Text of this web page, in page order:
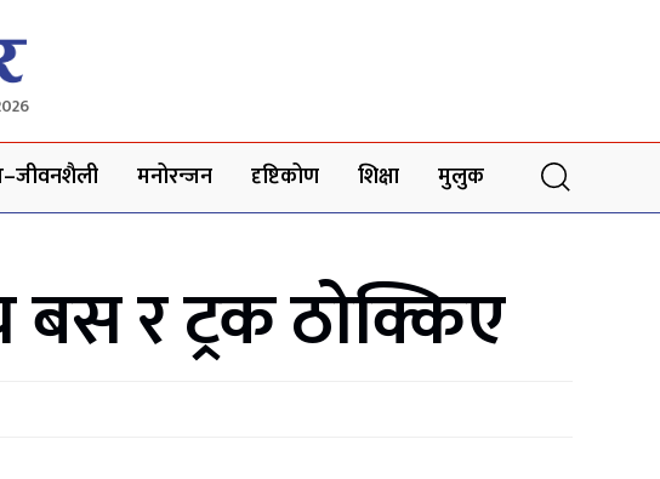
मनोरन्जन दृष्टिकोण शिक्षा मुलुक
बस र ट्रक ठोक्किए